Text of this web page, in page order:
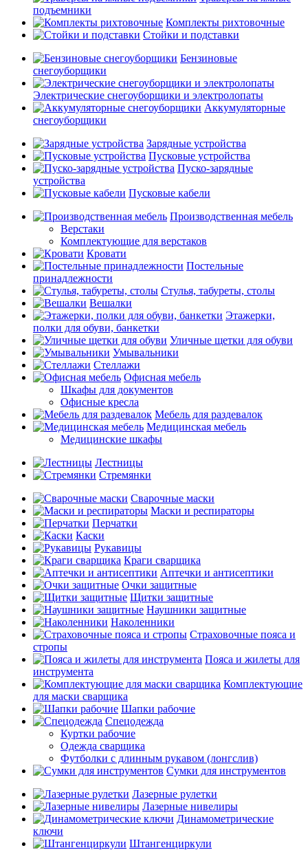
подъемники
Комплекты рихтовочные
Стойки и подставки
Бензиновые
снегоуборщики
Электрические снегоуборщики и электролопаты
Аккумуляторные
снегоуборщики
Зарядные устройства
Пусковые устройства
Пуско-зарядные
устройства
Пусковые кабели
Производственная мебель
Верстаки
Комплектующие для верстаков
Кровати
Постельные
принадлежности
Стулья, табуреты, столы
Вешалки
Этажерки,
полки для обуви, банкетки
Уличные щетки для обуви
Умывальники
Стеллажи
Офисная мебель
Шкафы для документов
Офисные кресла
Мебель для раздевалок
Медицинская мебель
Медицинские шкафы
Лестницы
Стремянки
Сварочные маски
Маски и респираторы
Перчатки
Каски
Рукавицы
Краги сварщика
Аптечки и антисептики
Очки защитные
Щитки защитные
Наушники защитные
Наколенники
Страховочные пояса и
стропы
Пояса и жилеты для
инструмента
Комплектующие
для маски сварщика
Шапки рабочие
Спецодежда
Куртки рабочие
Одежда сварщика
Футболки с длинным рукавом (лонгслив)
Сумки для инструментов
Лазерные рулетки
Лазерные нивелиры
Динамометрические
ключи
Штангенциркули